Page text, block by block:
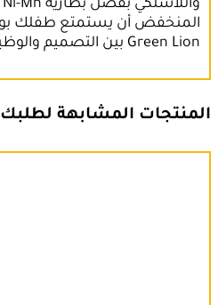
Green Lion بين التصميم والوظيفة مع خيار اللون الأخضر الجذاب، مما يجعلها الأداة المثالية للحفاظ على شعر طفلك بأسلوب لطيف وخالٍ من المتاعب.
المنتجات المشابهة